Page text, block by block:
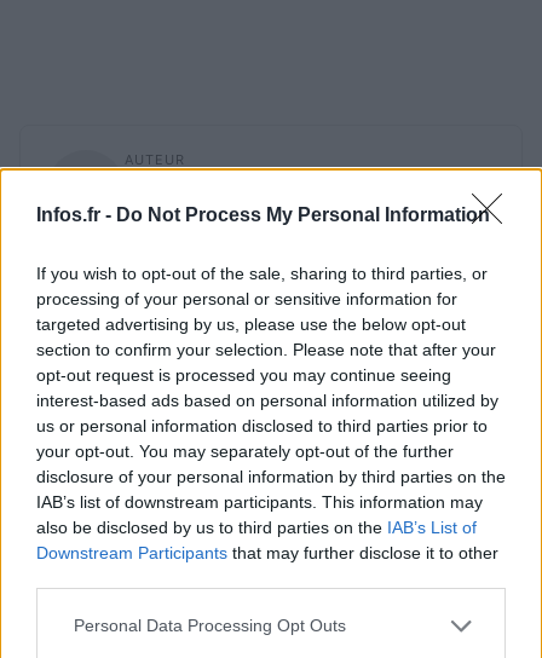
Infos.fr - Do Not Process My Personal Information
If you wish to opt-out of the sale, sharing to third parties, or
processing of your personal or sensitive information for
targeted advertising by us, please use the below opt-out
section to confirm your selection. Please note that after your
opt-out request is processed you may continue seeing
interest-based ads based on personal information utilized by
us or personal information disclosed to third parties prior to
your opt-out. You may separately opt-out of the further
disclosure of your personal information by third parties on the
IAB’s list of downstream participants. This information may
also be disclosed by us to third parties on the IAB’s List of
Downstream Participants that may further disclose it to other
Please note that this website/app uses one or more Google
Personal Data Processing Opt Outs
AUTEUR